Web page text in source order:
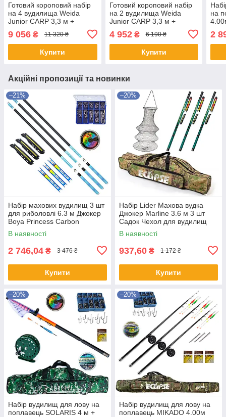
Готовий короповий набір
на 4 вудилища Weida
Junior CARP 3,3 м +
котушки + стійки + свінгери
+ сигналізатори + волосінь
+ чохол
9 056 ₴ 11 320 ₴
Купити
Готовий короповий набір
на 2 вудилища Weida
Junior CARP 3,3 м +
котушки + стійки + свінгери
+ сигналізатори + волосінь
+ чохол
4 952₴ 6 190 ₴
Купити
на
2
Акційні пропозиції та новинки
–21%
Набір махових вудилищ 3 шт
для риболовлі 6.3 м Джокер
Boya Princess Carbon
Поплавець Гачки Грузило
В наявності
2 746,04 ₴ 3 476 ₴
Купити
–20%
Набір Lider Махова вудка
Джокер Marline 3.6 м 3 шт
Садок Чехол для вудилищ
В наявності
937,60 ₴ 1 172 ₴
Купити
–20%
Набір вудилищ для лову на
поплавець SOLARIS 4 м +
–20%
Набір вудилищ для лову на
поплавець MIKADO 4.00м